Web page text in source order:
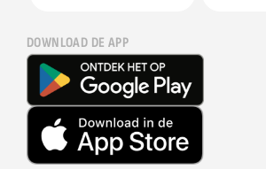
DOWNLOAD DE APP